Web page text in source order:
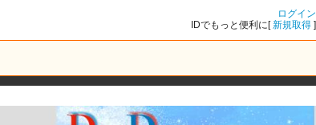
ログイン
IDでもっと便利に[新規取得 ]